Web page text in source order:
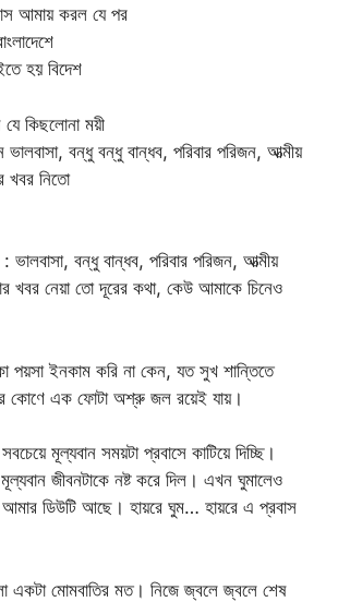
আমায় করল যে পর
হয় বিদেশ
কিছলোনা ময়ী
বন্ধু বন্ধু বান্ধব, পরিবার পরিজন, আত্মীয়
খবর নিতো
ভালবাসা, বন্ধু বান্ধব, পরিবার পরিজন, আত্মীয়
নেয়া তো দূরের কথা, কেউ আমাকে চিনেও
পয়সা ইনকাম করি না কেন, যত সুখ শান্তিতে
কোণে এক ফোটা অশ্রু জল রয়েই যায়।
মূল্যবান সময়টা প্রবাসে কাটিয়ে দিচ্ছি।
জীবনটাকে নষ্ট করে দিল। এখন ঘুমালেও
আমার ডিউটি আছে। হায়রে ঘুম… হায়রে এ প্রবাস
একটা মোমবাতির মত। নিজে জ্বলে জ্বলে শেষ